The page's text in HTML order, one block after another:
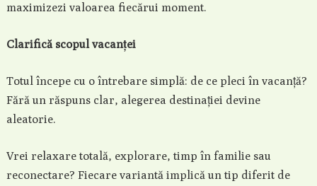
maximizezi valoarea fiecărui moment.
Clarifică scopul vacanței
Totul începe cu o întrebare simplă: de ce pleci în vacanță?
Fără un răspuns clar, alegerea destinației devine
aleatorie.
Vrei relaxare totală, explorare, timp în familie sau
reconectare? Fiecare variantă implică un tip diferit de